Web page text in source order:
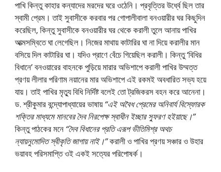
পাখি কিন্তু কাহার কন্যাদের মরদের ঘরে ওঠেনি। প্রবৃত্তির উর্ধ্বে ছিল তার
স্বামী প্রেম। তাই সুবাসীকে করবার পর গােপালীবালা বনওয়ারীর ঘর কিছুদিন
করেছিল, কিন্তু সুবাসীকে বনওয়ারীর ঘর থেকে করালী তুলে আনায় পাখির
আত্মসম্বিতে ঘা লেগেছিল। নিজের মাথায় কাটারির ঘা না দিয়ে করালীর মান
বসিয়ে দিল কাটারির ঘা। যদিও প্রাণে বেঁচে গিয়েছিল করালী। কিন্তু ‘বিধির
বিধানে’ বনওয়ারের বাহনকে পুড়িয়ে মারার অভিশাপে করালী পাখির উম্মত্ত
প্রণয় লীলার পরিণাম নয়ানের মার অভিশাপে এই রকমই অবধারিত সভ্য হয়ে
যায়। তাই পাখির মৃত্যু বিধি নির্দিষ্ট বলেই তাে ট্রজিকরস বহন করে আনেনা।
ড. শ্রীকুমার বন্দ্যোপাধ্যায়ের ভাষায়“এই অবৈধ প্রেমের অনিবার্য বিস্ফোরক
শক্তির মাধ্যমে মানবের দৈব নিরপেক্ষ স্বাধীন ইচ্ছার স্ফুরণ হইয়াছে।”
কিন্তু পাঠকের মনে “দৈব বিধানের প্রতি এরূপ ভীতিমিশ্র অথচ
ন্যায়নুমােদিত স্বীকৃতি জাগায় নাই।”করালী ও পাখির প্রণয় সঞ্চার ও উহার
ভয়াবহ পরিসমাপ্তি ওই একই সত্যের পরিপােষর্ক।